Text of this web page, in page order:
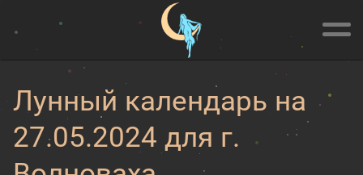
Лунный календарь на
27.05.2024 для г.